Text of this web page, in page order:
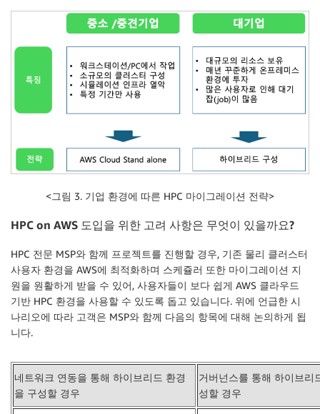
<그림 3. 기업 환경에 따른 HPC 마이그레이션 전략>
HPC on AWS 도입을 위한 고려 사항은 무엇이 있을까요?
HPC 전문 MSP와 함께 프로젝트를 진행할 경우, 기존 물리 클러스터
사용자 환경을 AWS에 최적화하며 스케쥴러 또한 마이그레이션 지
원을 원활하게 받을 수 있어, 사용자들이 보다 쉽게 AWS 클라우드
기반 HPC 환경을 사용할 수 있도록 돕고 있습니다. 위에 언급한 시
나리오에 따라 고객은 MSP와 함께 다음의 항목에 대해 논의하게 됩
니다.
네트워크 연동을 통해 하이브리드 환경
을 구성할 경우
거버넌스를 통해 하이브리
성할 경우